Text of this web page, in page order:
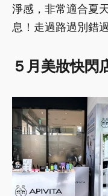
淨感，非常適合夏
息！走過路過別錯
５月美妝快閃